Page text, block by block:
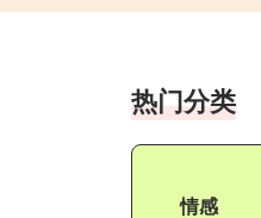
热门分类
情感